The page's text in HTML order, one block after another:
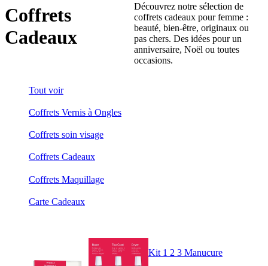
Coffrets
Cadeaux
Découvrez notre sélection de
coffrets cadeaux pour femme :
beauté, bien-être, originaux ou
pas chers. Des idées pour un
anniversaire, Noël ou toutes
occasions.
Tout voir
Coffrets Vernis à Ongles
Coffrets soin visage
Coffrets Cadeaux
Coffrets Maquillage
Carte Cadeaux
Kit 1 2 3 Manucure